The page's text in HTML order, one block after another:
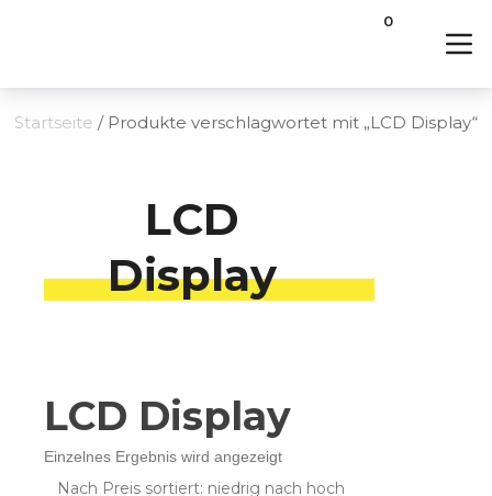
0
Startseite / Produkte verschlagwortet mit „LCD Display“
LCD
Display
LCD Display
Einzelnes Ergebnis wird angezeigt